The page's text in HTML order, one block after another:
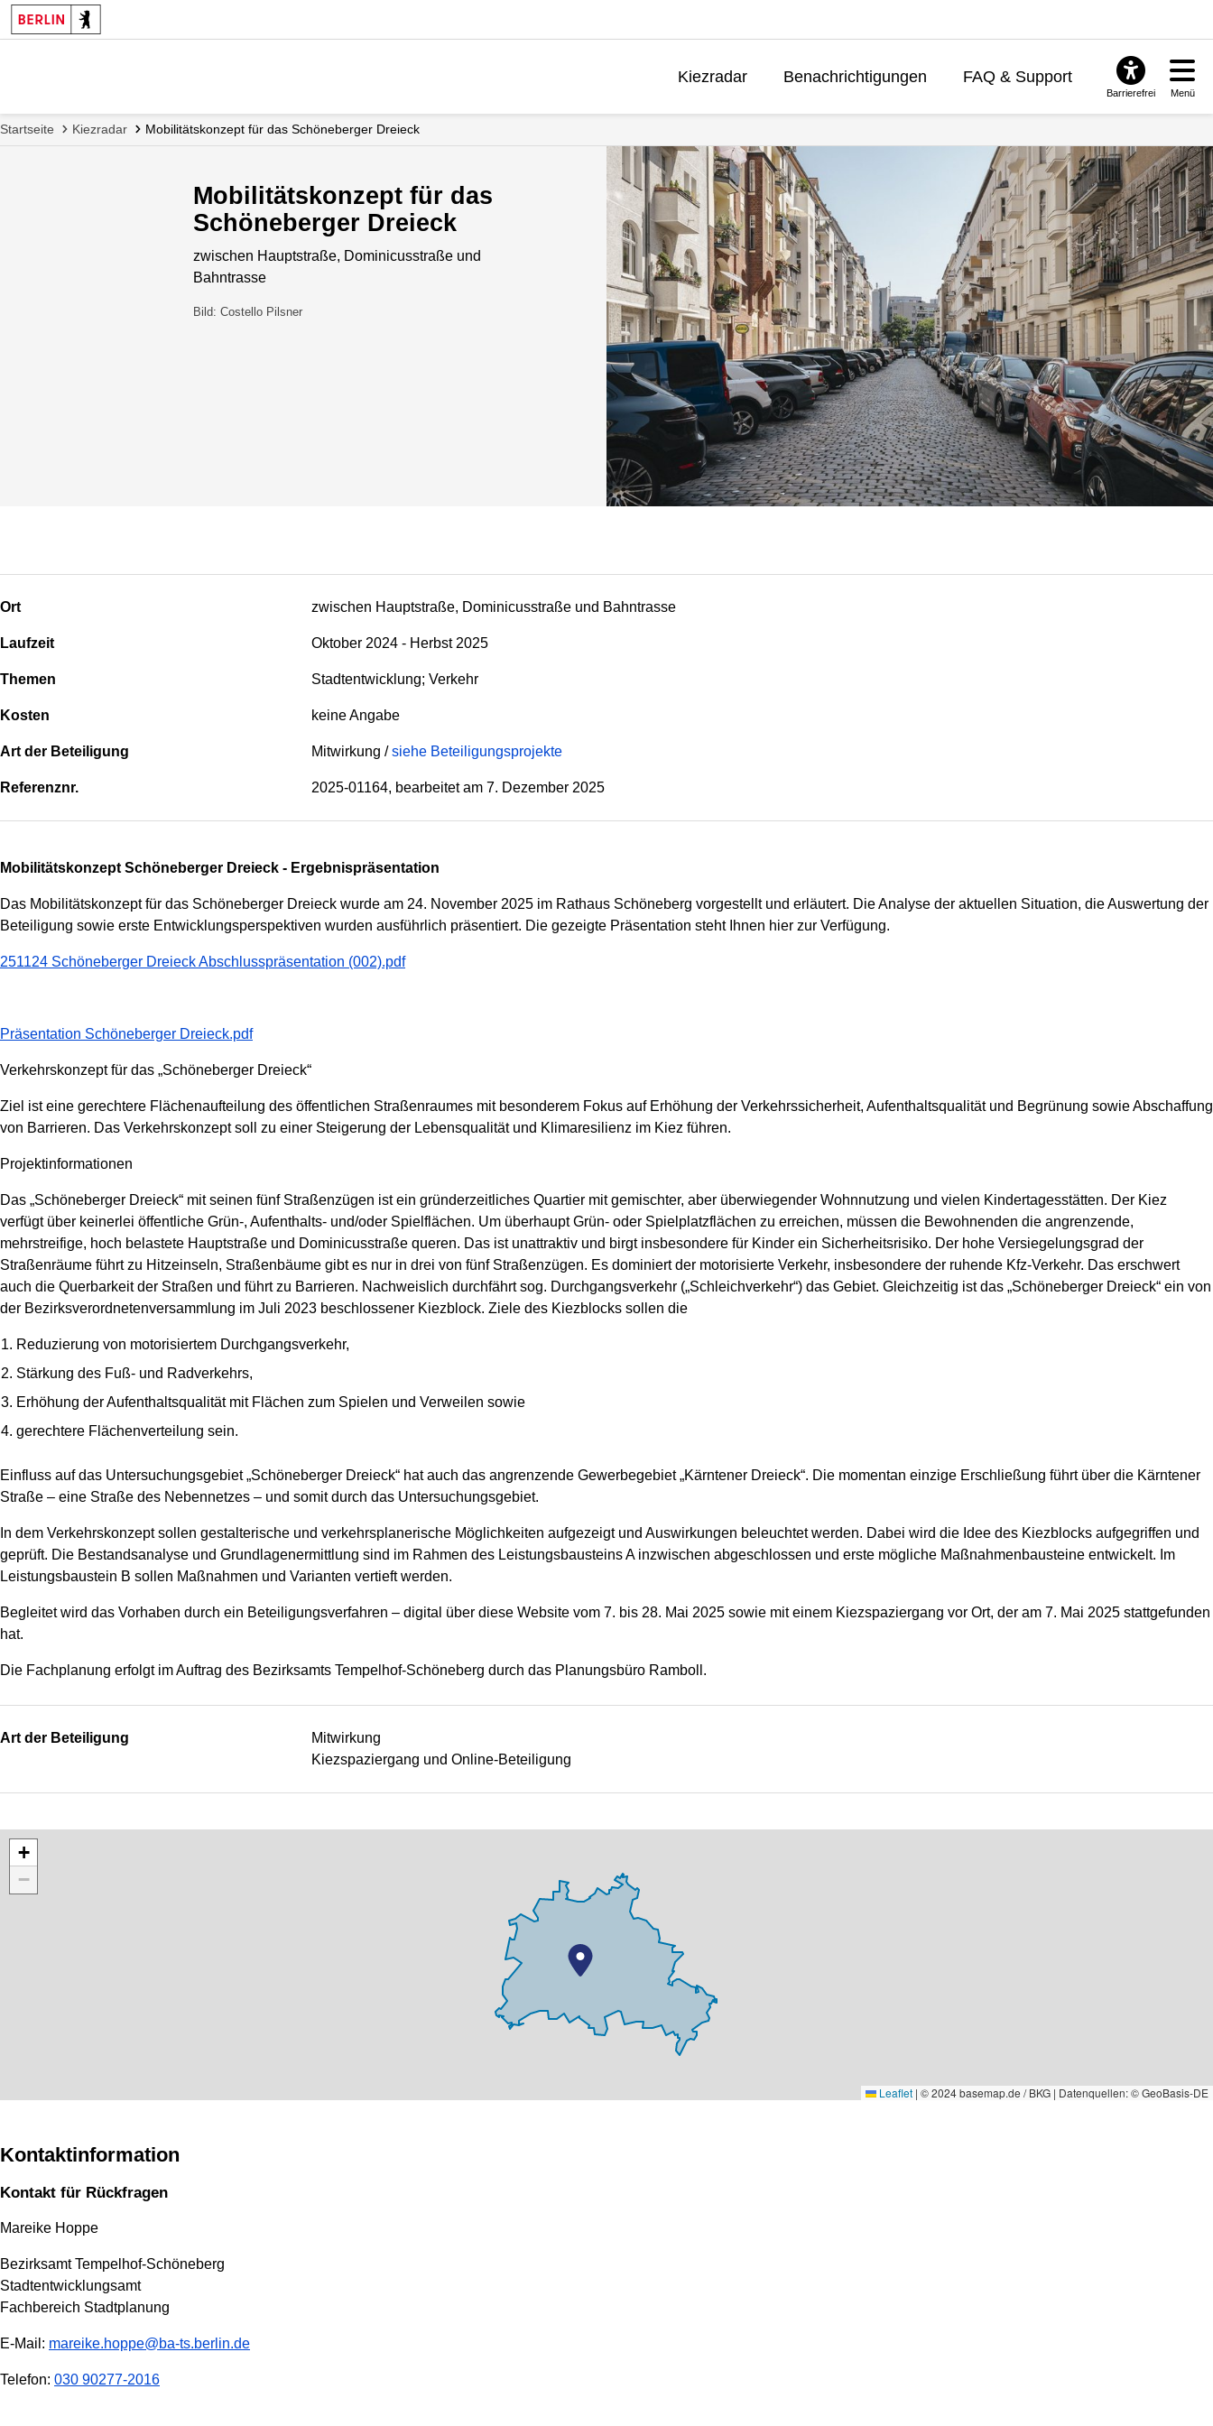
Kiezradar Benachrichtigungen FAQ & Support
Barrierefrei Menü
Startseite Kiezradar Mobilitätskonzept für das Schöneberger Dreieck
Mobilitätskonzept für das
Schöneberger Dreieck
zwischen Hauptstraße, Dominicusstraße und
Bahntrasse
Bild: Costello Pilsner
Ort zwischen Hauptstraße, Dominicusstraße und Bahntrasse
Laufzeit Oktober 2024 - Herbst 2025
Themen Stadtentwicklung; Verkehr
Kosten keine Angabe
Art der Beteiligung Mitwirkung /siehe Beteiligungsprojekte
Referenznr. 2025-01164, bearbeitet am 7. Dezember 2025
Mobilitätskonzept Schöneberger Dreieck - Ergebnispräsentation
Das Mobilitätskonzept für das Schöneberger Dreieck wurde am 24. November 2025 im Rathaus Schöneberg vorgestellt und erläutert. Die Analyse der aktuellen Situation, die Auswertung der
Beteiligung sowie erste Entwicklungsperspektiven wurden ausführlich präsentiert. Die gezeigte Präsentation steht Ihnen hier zur Verfügung.
251124 Schöneberger Dreieck Abschlusspräsentation (002).pdf
Präsentation Schöneberger Dreieck.pdf
Verkehrskonzept für das „Schöneberger Dreieck“
Ziel ist eine gerechtere Flächenaufteilung des öffentlichen Straßenraumes mit besonderem Fokus auf Erhöhung der Verkehrssicherheit, Aufenthaltsqualität und Begrünung sowie Abschaffung
von Barrieren. Das Verkehrskonzept soll zu einer Steigerung der Lebensqualität und Klimaresilienz im Kiez führen.
Projektinformationen
Das „Schöneberger Dreieck“ mit seinen fünf Straßenzügen ist ein gründerzeitliches Quartier mit gemischter, aber überwiegender Wohnnutzung und vielen Kindertagesstätten. Der Kiez
verfügt über keinerlei öffentliche Grün-, Aufenthalts- und/oder Spielflächen. Um überhaupt Grün- oder Spielplatzflächen zu erreichen, müssen die Bewohnenden die angrenzende,
mehrstreifige, hoch belastete Hauptstraße und Dominicusstraße queren. Das ist unattraktiv und birgt insbesondere für Kinder ein Sicherheitsrisiko. Der hohe Versiegelungsgrad der
Straßenräume führt zu Hitzeinseln, Straßenbäume gibt es nur in drei von fünf Straßenzügen. Es dominiert der motorisierte Verkehr, insbesondere der ruhende Kfz-Verkehr. Das erschwert
auch die Querbarkeit der Straßen und führt zu Barrieren. Nachweislich durchfährt sog. Durchgangsverkehr („Schleichverkehr“) das Gebiet. Gleichzeitig ist das „Schöneberger Dreieck“ ein von
der Bezirksverordnetenversammlung im Juli 2023 beschlossener Kiezblock. Ziele des Kiezblocks sollen die
Reduzierung von motorisiertem Durchgangsverkehr,
Stärkung des Fuß- und Radverkehrs,
Erhöhung der Aufenthaltsqualität mit Flächen zum Spielen und Verweilen sowie
gerechtere Flächenverteilung sein.
Einfluss auf das Untersuchungsgebiet „Schöneberger Dreieck“ hat auch das angrenzende Gewerbegebiet „Kärntener Dreieck“. Die momentan einzige Erschließung führt über die Kärntener
Straße – eine Straße des Nebennetzes – und somit durch das Untersuchungsgebiet.
In dem Verkehrskonzept sollen gestalterische und verkehrsplanerische Möglichkeiten aufgezeigt und Auswirkungen beleuchtet werden. Dabei wird die Idee des Kiezblocks aufgegriffen und
geprüft. Die Bestandsanalyse und Grundlagenermittlung sind im Rahmen des Leistungsbausteins A inzwischen abgeschlossen und erste mögliche Maßnahmenbausteine entwickelt. Im
Leistungsbaustein B sollen Maßnahmen und Varianten vertieft werden.
Begleitet wird das Vorhaben durch ein Beteiligungsverfahren – digital über diese Website vom 7. bis 28. Mai 2025 sowie mit einem Kiezspaziergang vor Ort, der am 7. Mai 2025 stattgefunden
hat.
Die Fachplanung erfolgt im Auftrag des Bezirksamts Tempelhof-Schöneberg durch das Planungsbüro Ramboll.
Art der Beteiligung
Mitwirkung
Kiezspaziergang und Online-Beteiligung
+
−
Leaflet | © 2024 basemap.de / BKG | Datenquellen: © GeoBasis-DE
Kontaktinformation
Kontakt für Rückfragen
Mareike Hoppe
Bezirksamt Tempelhof-Schöneberg
Stadtentwicklungsamt
Fachbereich Stadtplanung
E-Mail: mareike.hoppe@ba-ts.berlin.de
Telefon: 030 90277-2016